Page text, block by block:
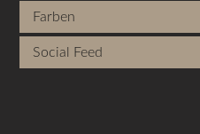
Farben
Social Feed